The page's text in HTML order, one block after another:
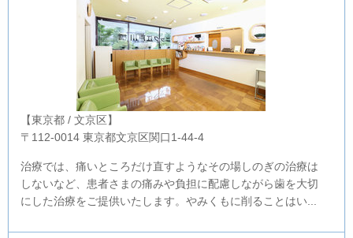
【東京都 / 文京区】
〒112-0014 東京都文京区関口1-44-4
治療では、痛いところだけ直すようなその場しのぎの治療は
しないなど、患者さまの痛みや負担に配慮しながら歯を大切
にした治療をご提供いたします。やみくもに削ることはい...